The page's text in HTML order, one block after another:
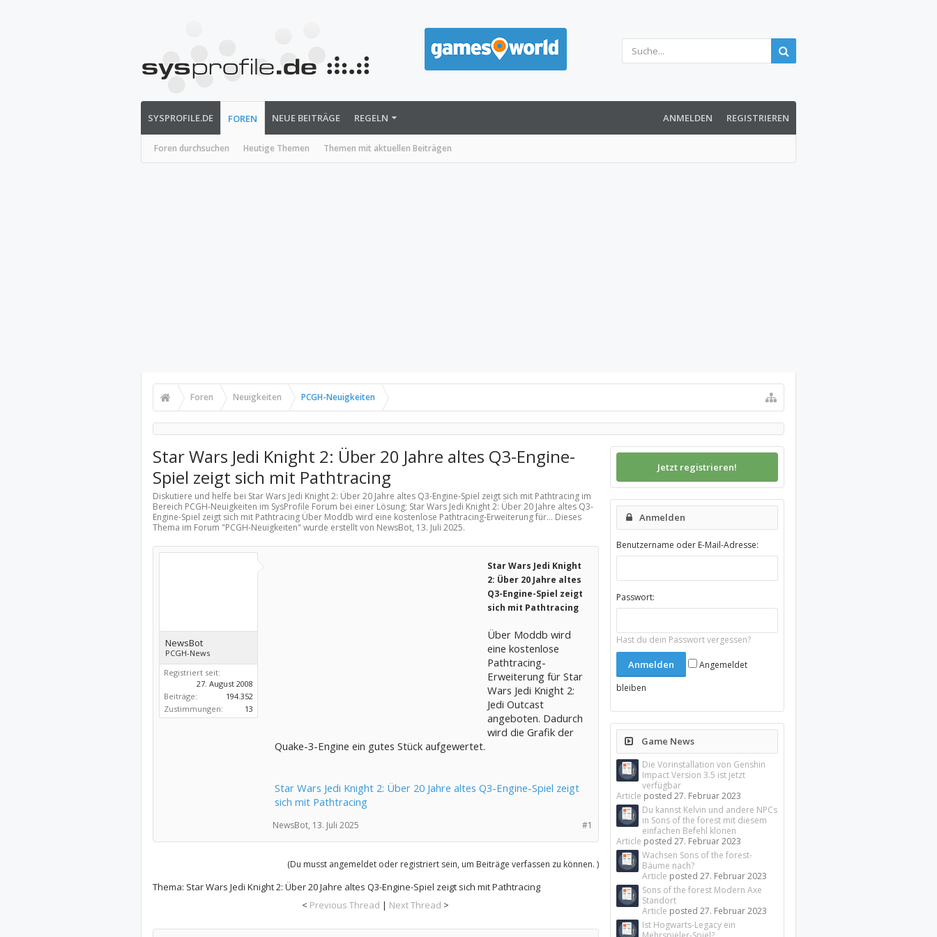
SYSPROFILE.DE FOREN
Foren durchsuchen Heutige Themen Themen mit aktuellen Beiträgen
NEUE BEITRÄGE REGELN ANMELDEN REGISTRIEREN
Foren Neuigkeiten PCGH-Neuigkeiten
Star Wars Jedi Knight 2: Über 20 Jahre altes Q3-Engine-
Spiel zeigt sich mit Pathtracing
Diskutiere und helfe bei Star Wars Jedi Knight 2: Über 20 Jahre altes Q3-Engine-Spiel zeigt sich mit Pathtracing im
Bereich PCGH-Neuigkeiten im SysProfile Forum bei einer Lösung; Star Wars Jedi Knight 2: Über 20 Jahre altes Q3-
Engine-Spiel zeigt sich mit Pathtracing Über Moddb wird eine kostenlose Pathtracing-Erweiterung für... Dieses
Thema im Forum "PCGH-Neuigkeiten" wurde erstellt von NewsBot, 13. Juli 2025.
NewsBot
PCGH-News
Registriert seit:
27. August 2008
Beiträge:
194.352
Zustimmungen:
13
Star Wars Jedi Knight
2: Über 20 Jahre altes
Q3-Engine-Spiel zeigt
sich mit Pathtracing
Über Moddb wird
eine kostenlose
Pathtracing-
Erweiterung für Star
Wars Jedi Knight 2:
Jedi Outcast
angeboten. Dadurch
wird die Grafik der
Quake-3-Engine ein gutes Stück aufgewertet.
Star Wars Jedi Knight 2: Über 20 Jahre altes Q3-Engine-Spiel zeigt
sich mit Pathtracing
#1
NewsBot, 13. Juli 2025
(Du musst angemeldet oder registriert sein, um Beiträge verfassen zu können. )
Thema: Star Wars Jedi Knight 2: Über 20 Jahre altes Q3-Engine-Spiel zeigt sich mit Pathtracing
< Previous Thread | Next Thread >
Jetzt registrieren!
Anmelden
Benutzername oder E-Mail-Adresse:
Passwort:
Hast du dein Passwort vergessen?
Angemeldet
bleiben
Game News
Die Vorinstallation von Genshin
Impact Version 3.5 ist jetzt
verfügbar
Article posted27. Februar 2023
Du kannst Kelvin und andere NPCs
in Sons of the forest mit diesem
einfachen Befehl klonen
Article posted27. Februar 2023
Wachsen Sons of the forest-
Bäume nach?
Article posted27. Februar 2023
Sons of the forest Modern Axe
Standort
Article posted27. Februar 2023
Ist Hogwarts-Legacy ein